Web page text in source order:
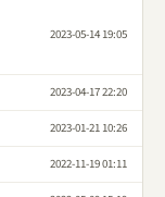
2023-05-14 19:05
2023-04-17 22:20
2023-01-21 10:26
2022-11-19 01:11